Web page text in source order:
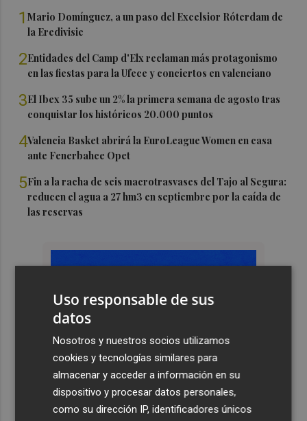
1Mario Domínguez, a un paso del Excelsior Róterdam de
la Eredivisie
2Entidades del Camp d'Elx reclaman más protagonismo
en las fiestas para la Ufece y conciertos en valenciano
3El Ibex 35 sube un 2% la primera semana de agosto tras
conquistar los históricos 20.000 puntos
4Valencia Basket abrirá la EuroLeague Women en casa
ante Fenerbahce Opet
5Fin a la racha de seis macrotrasvases del Tajo al Segura:
reducen el agua a 27 hm3 en septiembre por la caída de
las reservas
Uso responsable de sus
datos
Nosotros y nuestros socios utilizamos
cookies y tecnologías similares para
almacenar y acceder a información en su
dispositivo y procesar datos personales,
como su dirección IP, identificadores únicos